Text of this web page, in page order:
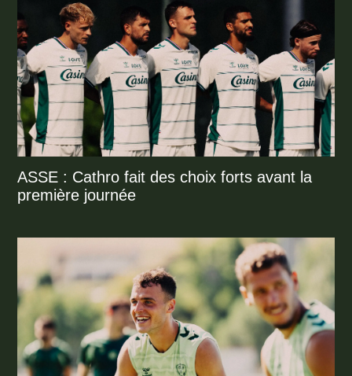
ASSE : Cathro fait des choix forts avant la
première journée